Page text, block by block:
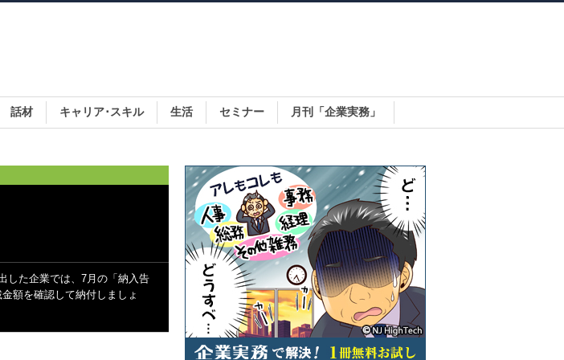
話材 キャリア･スキル 生活 セミナー 月刊「企業実務」
した企業では、7月の「納入告
額を確認して納付しましょ